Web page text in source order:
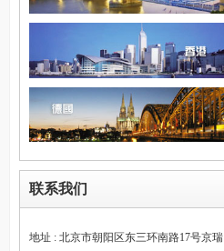
联系我们
地址 : 北京市朝阳区东三环南路17号京瑞